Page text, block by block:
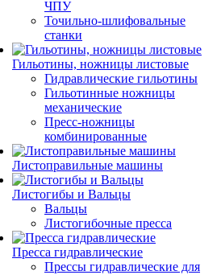
ЧПУ
Точильно-шлифовальные
станки
Гильотины, ножницы листовые
Гидравлические гильотины
Гильотинные ножницы
механические
Пресс-ножницы
комбинированные
Листоправильные машины
Листогибы и Вальцы
Вальцы
Листогибочные пресса
Пресса гидравлические
Прессы гидравлические для